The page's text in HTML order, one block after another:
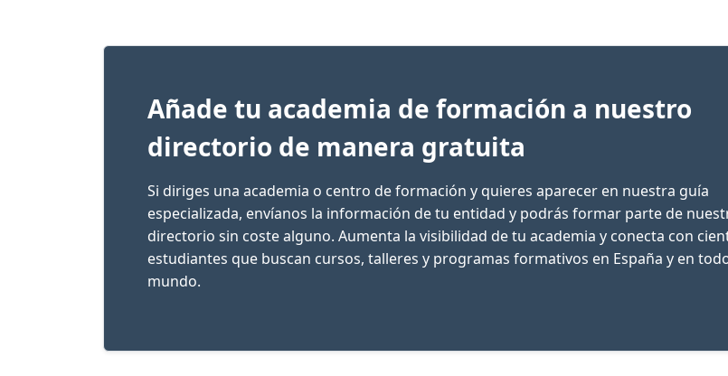
Añade tu academia de formación a nuestro
directorio de manera gratuita
Si diriges una academia o centro de formación y quieres aparecer en nuestra guía
especializada, envíanos la información de tu entidad y podrás formar parte de
directorio sin coste alguno. Aumenta la visibilidad de tu academia y conecta con
estudiantes que buscan cursos, talleres y programas formativos en España y en
mundo.